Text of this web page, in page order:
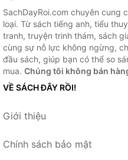
SachDayRoi.com chuyên cung
loại. Từ sách tiếng anh, tiểu
tranh, truyện trinh thám, sách
cùng sự nỗ lực không ngừng,
đầu sách, giúp bạn có thể so
mua. Chúng tôi không bán
VỀ SÁCH ĐÂY RỒI!
Giới thiệu
Chính sách bảo mật